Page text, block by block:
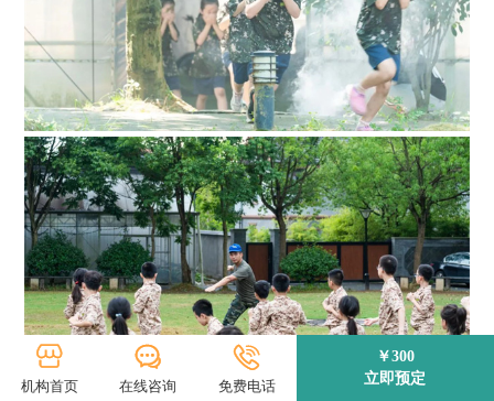
机构首页 在线咨询 免费电话
￥300
立即预定